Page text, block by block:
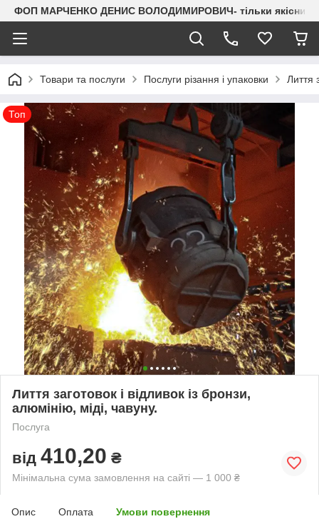
ФОП МАРЧЕНКО ДЕНИС ВОЛОДИМИРОВИЧ- тільки якісний
Товари та послуги Послуги різання і упаковки Лиття
Топ
Лиття заготовок і відливок із бронзи,
алюмінію, міді, чавуну.
Послуга
від 410,20 ₴
Мінімальна сума замовлення на сайті — 1 000 ₴
Опис Оплата Умови повернення